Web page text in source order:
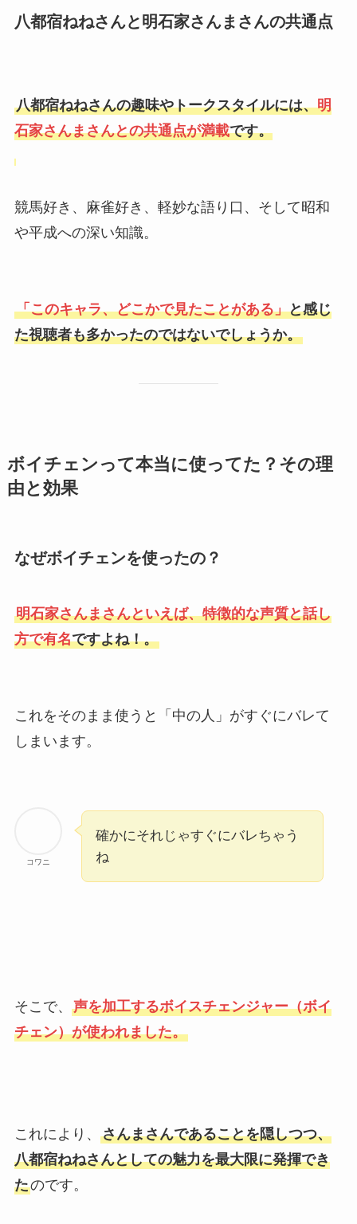
八都宿ねねさんと明石家さんまさんの共通点
八都宿ねねさんの趣味やトークスタイルには、明
石家さんまさんとの共通点が満載です。
競馬好き、麻雀好き、軽妙な語り口、そして昭和
や平成への深い知識。
「このキャラ、どこかで見たことがある」と感じ
た視聴者も多かったのではないでしょうか。
ボイチェンって本当に使ってた？その理
由と効果
なぜボイチェンを使ったの？
明石家さんまさんといえば、特徴的な声質と話し
方で有名ですよね！。
これをそのまま使うと「中の人」がすぐにバレて
しまいます。
コワニ
確かにそれじゃすぐにバレちゃう
ね
そこで、 声を加工するボイスチェンジャー（ボイ
チェン）が使われました。
これにより、 さんまさんであることを隠しつつ、
八都宿ねねさんとしての魅力を最大限に発揮でき
たのです。